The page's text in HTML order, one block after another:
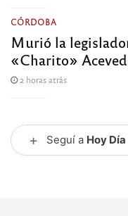
CÓRDOBA
Murió la
«Charito»
2 horas atrás
+ Seguí a Hoy